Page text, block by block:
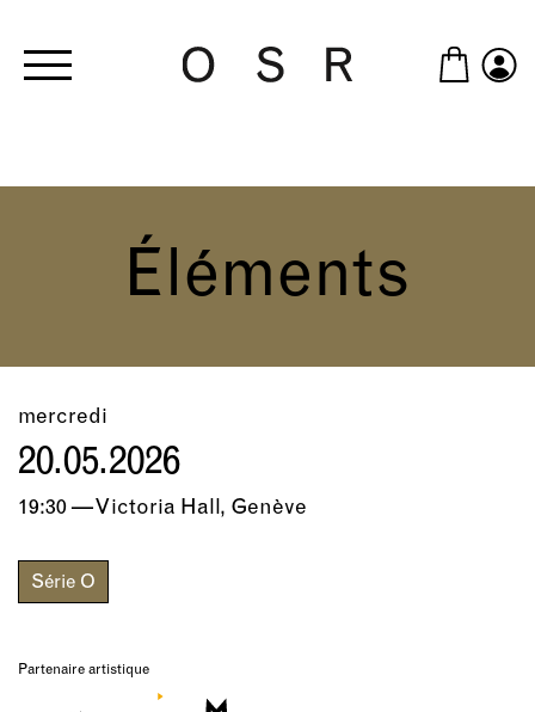
Éléments
mercredi
20.05.2026
19:30 — Victoria Hall, Genève
Série O
Partenaire artistique